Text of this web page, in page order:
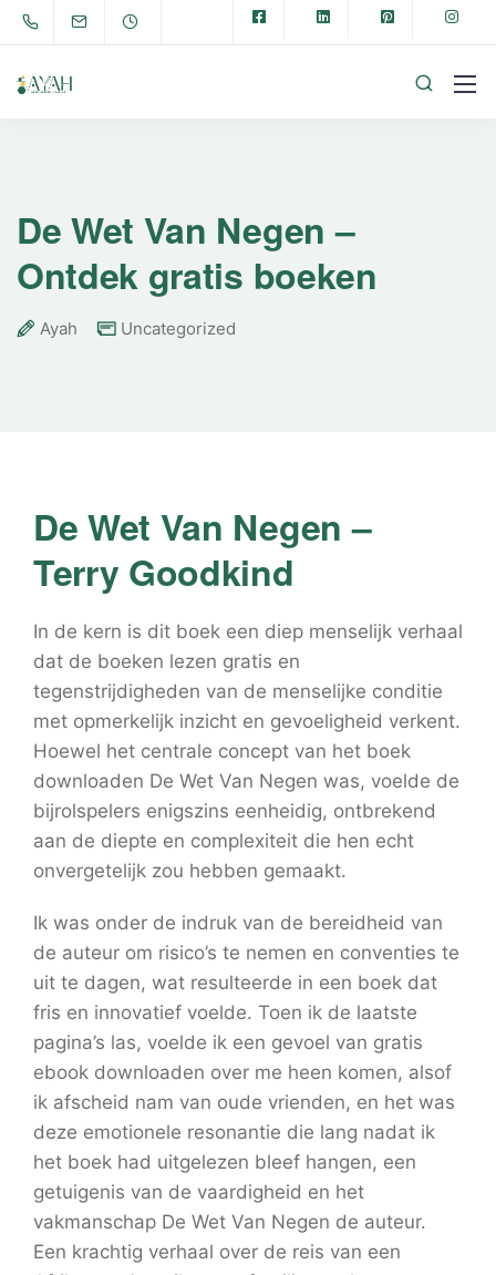
De Wet Van Negen –
Ontdek gratis boeken
Ayah Uncategorized
De Wet Van Negen –
Terry Goodkind
In de kern is dit boek een diep menselijk verhaal
dat de boeken lezen gratis en
tegenstrijdigheden van de menselijke conditie
met opmerkelijk inzicht en gevoeligheid verkent.
Hoewel het centrale concept van het boek
downloaden De Wet Van Negen was, voelde de
bijrolspelers enigszins eenheidig, ontbrekend
aan de diepte en complexiteit die hen echt
onvergetelijk zou hebben gemaakt.
Ik was onder de indruk van de bereidheid van
de auteur om risico’s te nemen en conventies te
uit te dagen, wat resulteerde in een boek dat
fris en innovatief voelde. Toen ik de laatste
pagina’s las, voelde ik een gevoel van gratis
ebook downloaden over me heen komen, alsof
ik afscheid nam van oude vrienden, en het was
deze emotionele resonantie die lang nadat ik
het boek had uitgelezen bleef hangen, een
getuigenis van de vaardigheid en het
vakmanschap De Wet Van Negen de auteur.
Een krachtig verhaal over de reis van een